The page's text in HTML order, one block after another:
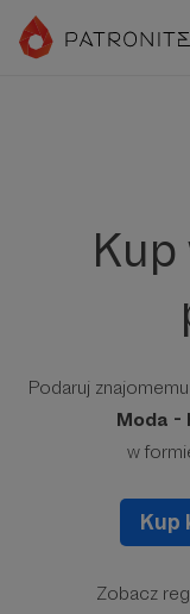
Podaruj
Moda -
w
Kup
Zobacz